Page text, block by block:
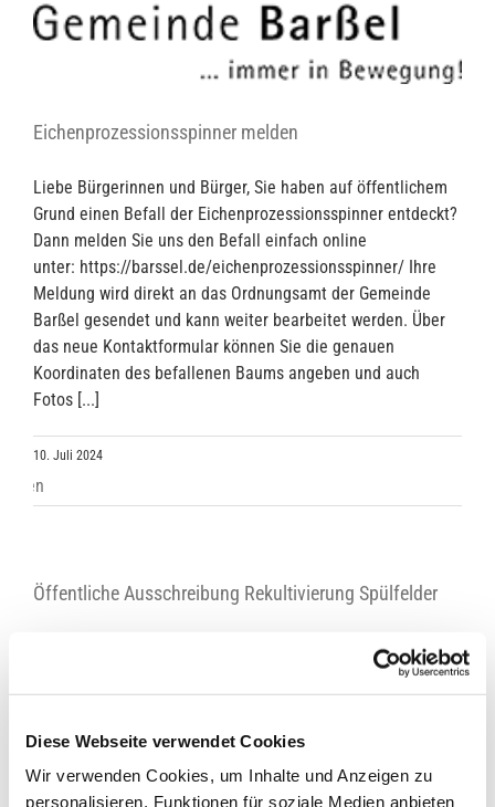
Diese Webseite verwendet Cookies
Wir verwenden Cookies, um Inhalte und Anzeigen zu
personalisieren, Funktionen für soziale Medien anbieten
Eichenprozessionsspinner melden
Liebe Bürgerinnen und Bürger, Sie haben auf öffentlichem
Grund einen Befall der Eichenprozessionsspinner entdeckt?
Dann melden Sie uns den Befall einfach online
unter: https://barssel.de/eichenprozessionsspinner/ Ihre
Meldung wird direkt an das Ordnungsamt der Gemeinde
Barßel gesendet und kann weiter bearbeitet werden. Über
das neue Kontaktformular können Sie die genauen
Koordinaten des befallenen Baums angeben und auch
Fotos [...]
10. Juli 2024
Öffentliche Ausschreibung Rekultivierung Spülfelder
Die Gemeinde Barßel schreibt die Rekultivierungsarbeiten
von 3 Spülfeldern gelegen am Barßeler Tief öffentlich aus.
Die Submission findet am 30.07.2024 statt. Nähere
NLWKN zu entnehmen (Veröffentlichung am 09.07., Seite
3). Mit nachfolgenden Link gelangen Sie zum